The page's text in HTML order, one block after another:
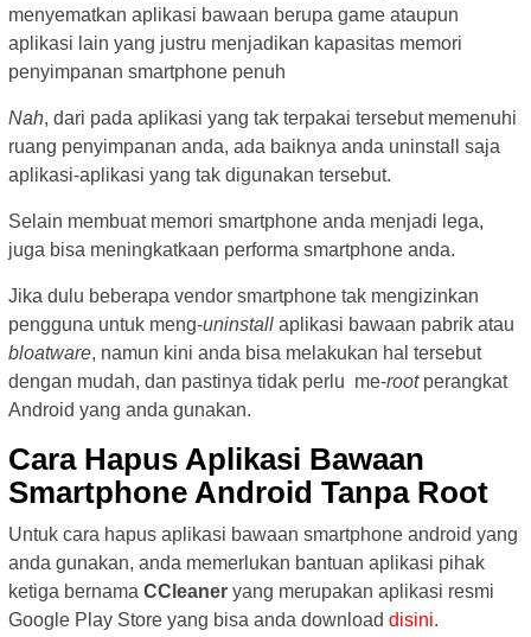
menyematkan aplikasi bawaan berupa game ataupun
aplikasi lain yang justru menjadikan kapasitas memori
penyimpanan smartphone penuh
Nah, dari pada aplikasi yang tak terpakai tersebut memenuhi
ruang penyimpanan anda, ada baiknya anda uninstall saja
aplikasi-aplikasi yang tak digunakan tersebut.
Selain membuat memori smartphone anda menjadi lega,
juga bisa meningkatkaan performa smartphone anda.
Jika dulu beberapa vendor smartphone tak mengizinkan
pengguna untuk meng-uninstall aplikasi bawaan pabrik atau
bloatware, namun kini anda bisa melakukan hal tersebut
dengan mudah, dan pastinya tidak perlu me-rootperangkat
Android yang anda gunakan.
Cara Hapus Aplikasi Bawaan
Smartphone Android Tanpa Root
Untuk cara hapus aplikasi bawaan smartphone android yang
anda gunakan, anda memerlukan bantuan aplikasi pihak
ketiga bernama CCleaner yang merupakan aplikasi resmi
Google Play Store yang bisa anda download disini.